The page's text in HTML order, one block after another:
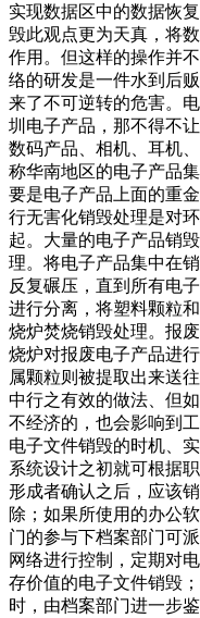
实现数据区中的数据恢
毁此观点更为天真，将
作用。但这样的操作并
络的研发是一件水到后
来了不可逆转的危害。
圳电子产品，那不得不
数码产品、相机、耳机
称华南地区的电子产品
要是电子产品上面的重
行无害化销毁处理是对
起。大量的电子产品销
理。将电子产品集中在
反复碾压，直到所有电
进行分离，将塑料颗粒
烧炉焚烧销毁处理。报
烧炉对报废电子产品进
属颗粒则被提取出来送
中行之有效的做法、但
不经济的，也会影响到
电子文件销毁的时机、
系统设计之初就可根据
形成者确认之后，应该
除；如果所使用的办公
门的参与下档案部门可
网络进行控制，定期对
存价值的电子文件销毁
时，由档案部门进一步